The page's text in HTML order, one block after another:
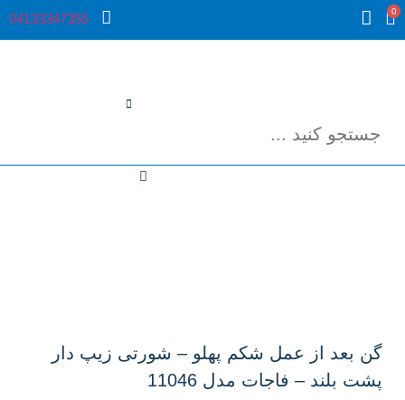
0
04133347355
گن بعد از عمل شکم پهلو – شورتی زیپ دار
پشت بلند – فاجات مدل 11046